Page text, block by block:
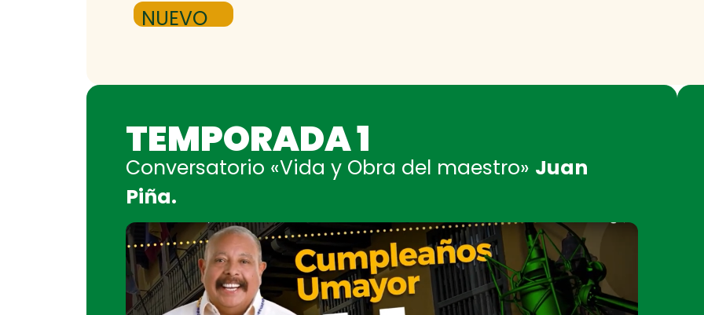
NUEVO
TEMPORADA 1
Conversatorio «Vida y Obra del maestro» Juan
Piña.